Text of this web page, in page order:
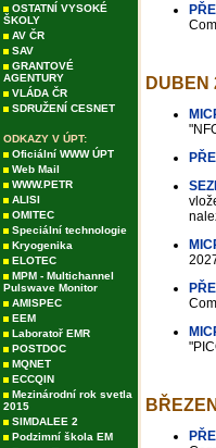
OSTATNÍ VYSOKÉ
ŠKOLY
AV ČR
SAV
GRANTOVÉ
AGENTURY
VLÁDA ČR
SDRUŽENÍ CESNET
ODKAZY V ÚPT:
Oficiální WWW ÚPT
Web Mail
WWW.PETR
ALISI
OMITEC
Speciální technologie
Kryogenika
ELOTEC
MPM - Multichannel
Pulswave Monitor
AMISPEC
EEM
Laboratoř EMR
POSTDOC
MQNET
ECCQIN
Mezinárodní rok svetla
2015
SIMDALEE 2
Podzimní škola EM
DUBEN